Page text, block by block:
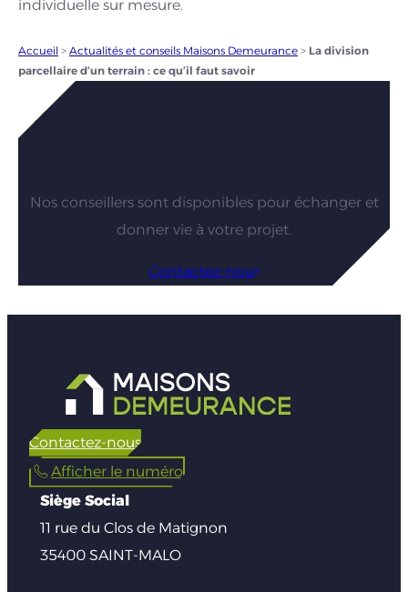
individuelle sur mesure.
Accueil > Actualités et conseils Maisons Demeurance > La division
parcellaire d’un terrain : ce qu’il faut savoir
Vous êtes intéressés par nos
Nos conseillers sont disponibles pour échanger et
donner vie à votre projet.
Contactez-nous
Contactez-nous
Afficher le numéro
Siège Social
11 rue du Clos de Matignon
35400 SAINT-MALO